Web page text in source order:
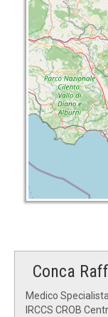
Conca
Medico
IRCCS CROB